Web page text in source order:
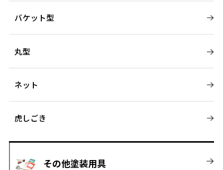
バケット型
丸型
ネット
虎しごき
その他塗装用具